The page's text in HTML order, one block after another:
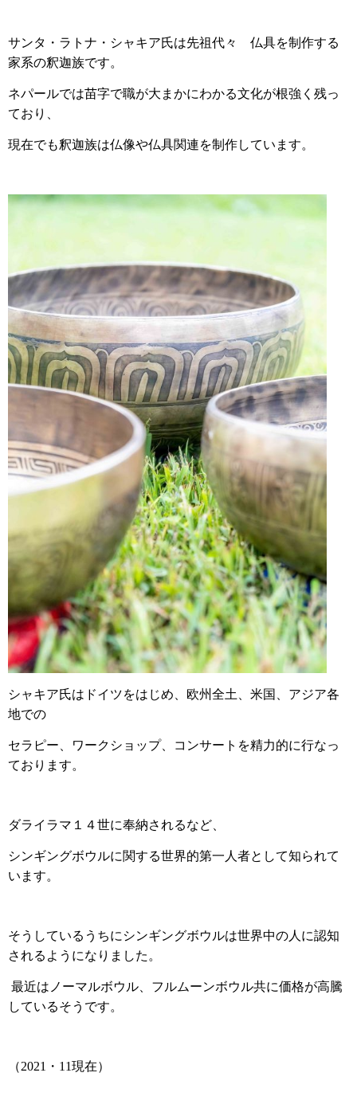
サンタ・ラトナ・シャキア氏は先祖代々 仏具を制作する
家系の釈迦族です。
ネパールでは苗字で職が大まかにわかる文化が根強く残っ
ており、
現在でも釈迦族は仏像や仏具関連を制作しています。
シャキア氏は ドイツをはじめ、欧州全土、米国、アジア各
地での
セラピー、ワークショップ、コンサートを精力的に行なっ
ております。
ダライラマ１４世に奉納されるなど、
シンギングボウルに関する世界的第一人者として知られて
います。
そうしているうちにシンギングボウルは世界中の人に認知
されるようになりました。
最近はノーマルボウル、フルムーンボウル共に価格が高騰
しているそうです。
（2021・11現在）